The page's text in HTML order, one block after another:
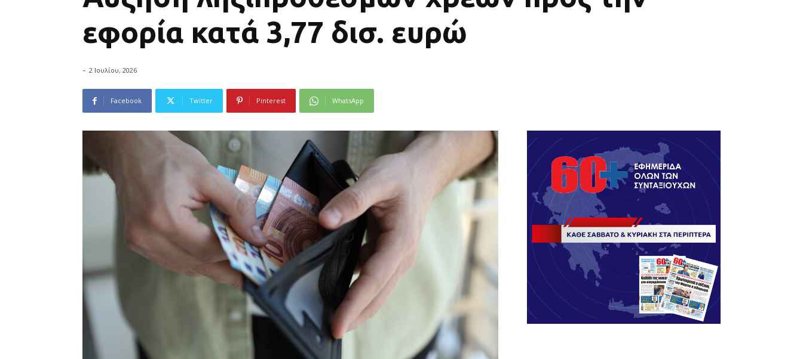
εφορία κατά 3,77 δισ. ευρώ
- 2 Ιουλίου, 2026
Facebook Twitter Pinterest WhatsApp